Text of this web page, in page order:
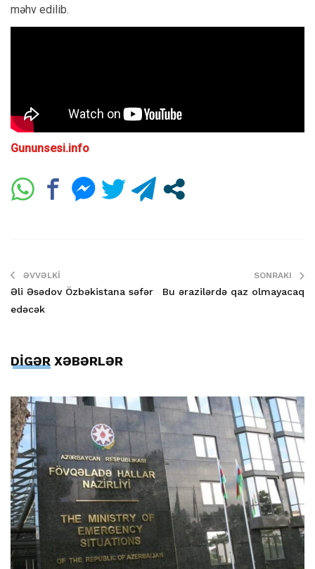
məhv edilib.
Gununsesi.info
ƏVVƏLKI
Əli Əsədov Özbəkistana səfər
edəcək
SONRAKI
Bu ərazilərdə qaz olmayacaq
DİGƏR XƏBƏRLƏR